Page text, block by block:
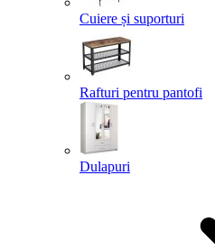
Cuiere și suporturi
Rafturi pentru pantofi
Dulapuri